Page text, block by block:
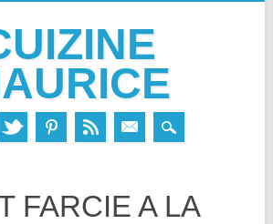
FARCIE A LA